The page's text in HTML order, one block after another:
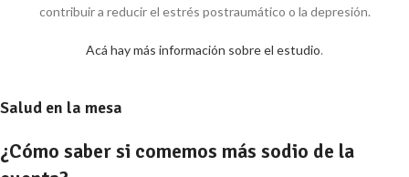
contribuir a reducir el estrés postraumático o la depresión.
Acá hay más información sobre el estudio.
Salud en la mesa
¿Cómo saber si comemos más sodio de la